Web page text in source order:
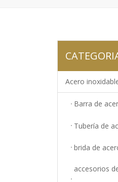
Acero
Barra de
Tubería de
brida de
accesorios